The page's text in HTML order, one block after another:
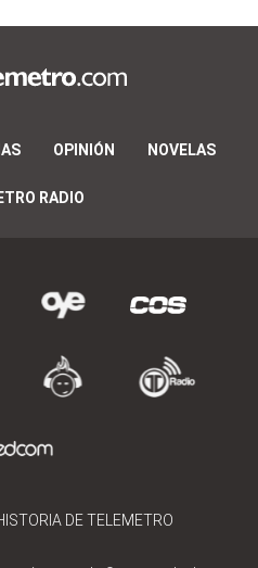
OPINIÓN NOVELAS
RADIO
DE TELEMETRO